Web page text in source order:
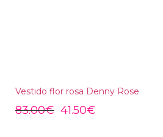
Vestido flor rosa Denny Rose
83.00€ 41.50€